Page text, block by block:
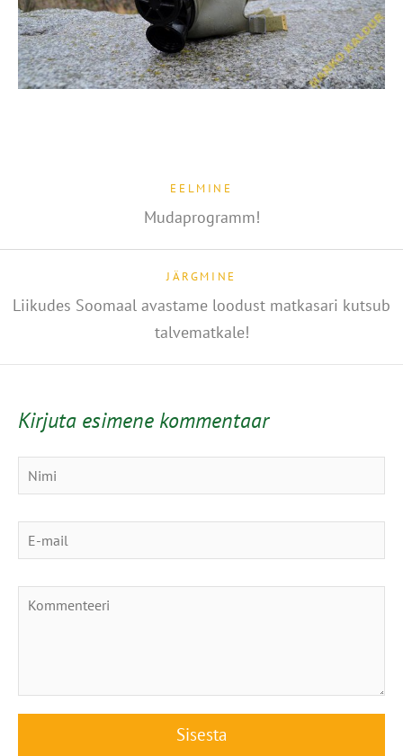
EELMINE
Mudaprogramm!
JÄRGMINE
Liikudes Soomaal avastame loodust matkasari kutsub
talvematkale!
Kirjuta esimene kommentaar